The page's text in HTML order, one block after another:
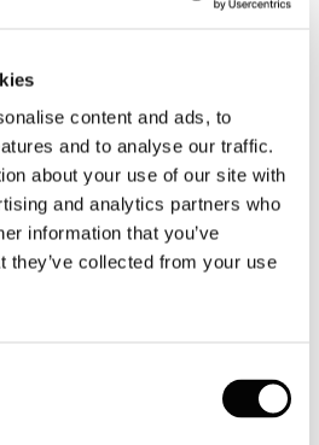
content and ads, to
and to analyse our traffic.
about your use of our site with
and analytics partners who
information that you’ve
they’ve collected from your use
Turistico